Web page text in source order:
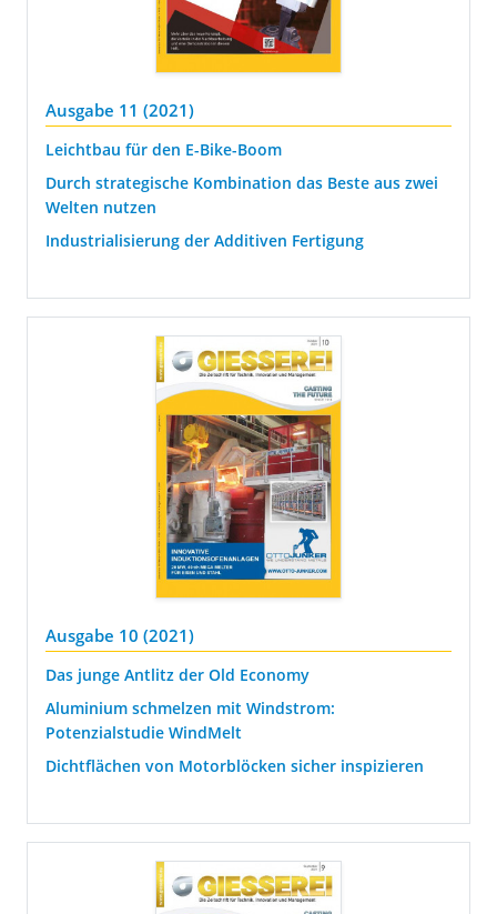
Ausgabe 11 (2021)
Leichtbau für den E-Bike-Boom
Durch strategische Kombination das Beste aus zwei
Welten nutzen
Industrialisierung der Additiven Fertigung
Ausgabe 10 (2021)
Das junge Antlitz der Old Economy
Aluminium schmelzen mit Windstrom:
Potenzialstudie WindMelt
Dichtflächen von Motorblöcken sicher inspizieren